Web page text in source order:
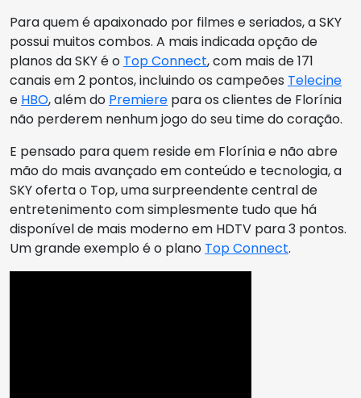
Para quem é apaixonado por filmes e seriados, a SKY
possui muitos combos. A mais indicada opção de
planos da SKY é o Top Connect, com mais de 171
canais em 2 pontos, incluindo os campeões Telecine
e HBO, além do Premiere para os clientes de Florínia
não perderem nenhum jogo do seu time do coração.
E pensado para quem reside em Florínia e não abre
mão do mais avançado em conteúdo e tecnologia, a
SKY oferta o Top, uma surpreendente central de
entretenimento com simplesmente tudo que há
disponível de mais moderno em HDTV para 3 pontos.
Um grande exemplo é o plano Top Connect.